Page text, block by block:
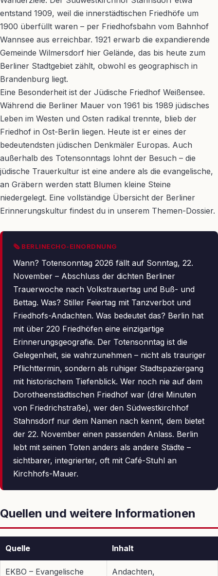
entstand 1909, weil die innerstädtischen Friedhöfe um
1900 überfüllt waren – per Friedhofsbahn vom Bahnhof
Wannsee aus erreichbar. 1921 erwarb die expandierende
Gemeinde Wilmersdorf hier Gelände, das bis heute zum
Berliner Stadtgebiet zählt, obwohl es geographisch in
Brandenburg liegt.
Eine Besonderheit ist der Jüdische Friedhof Weißensee.
Während die Berliner Mauer von 1961 bis 1989 jüdisches
Leben im Westen und Osten radikal trennte, blieb der
Friedhof in Ost-Berlin liegen. Heute ist er eines der
bedeutendsten jüdischen Denkmäler Europas. Auch
außerhalb des Totensonntags lohnt der Besuch – die
jüdische Trauerkultur ist eine andere als die evangelische,
an Gräbern werden statt Blumen kleine Steine
niedergelegt. Eine vollständige Übersicht der Berliner
Erinnerungskultur findest du in unserem Themen-Dossier.
🗞 BERLINECHO-EINORDNUNG
Wann? Totensonntag 2026 fällt auf Sonntag, 22.
November – Abschluss der dichten Berliner
Trauerwoche nach Volkstrauertag und Buß- und
Bettag. Was? Stiller Feiertag mit Tanzverbot und
Friedhofs-Andachten. Was bedeutet das? Berlin hat
mit über 220 Friedhöfen eine einzigartige
Erinnerungsgeografie. Der Totensonntag ist die
Gelegenheit, sie wahrzunehmen – nicht als trauriger
Pflichttermin, sondern als ruhiger Stadtspaziergang
mit historischem Tiefenblick. Wer noch nie auf dem
Dorotheenstädtischen Friedhof war (drei Minuten
von Friedrichstraße), wer den Südwestkirchhof
Stahnsdorf nur dem Namen nach kennt, dem bietet
der 22. November einen passenden Anlass. Berlin
lebt mit seinen Toten anders als andere Städte –
sichtbarer, integrierter, oft mit Café-Stuhl an
Kirchhofs-Mauer.
Quellen und weitere Informationen
Quelle Inhalt
EKBO – Evangelische Andachten,